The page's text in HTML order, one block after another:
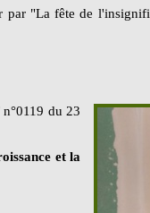
par "La fête de
du 23
et la